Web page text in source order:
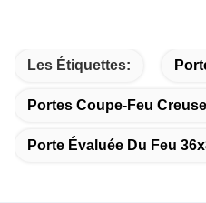
Les Étiquettes:
Portes Coupe-Feu
Porte Évaluée Du Feu